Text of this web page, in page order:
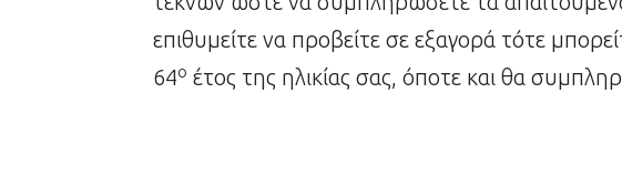
επιθυμείτε να προβείτε σε εξαγορά τότε
64ο έτος της ηλικίας σας, όποτε και θα